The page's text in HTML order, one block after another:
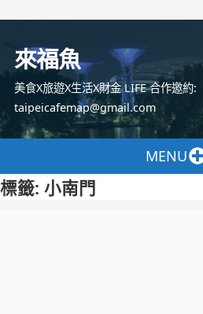
容
來福魚
美食X旅遊X生活X財金 LIFE 合作邀約:
taipeicafemap@gmail.com
MENU
標籤: 小南門